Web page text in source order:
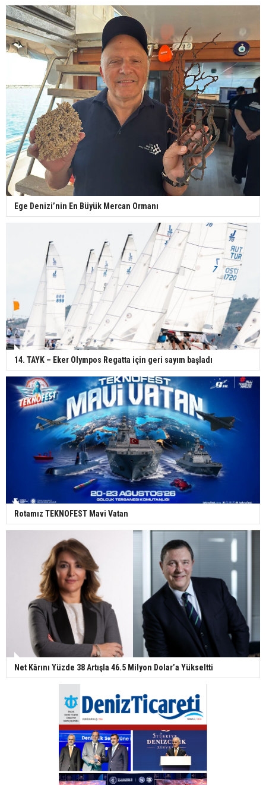
Ege Denizi’nin En Büyük Mercan Ormanı
14. TAYK – Eker Olympos Regatta için geri sayım başladı
Rotamız TEKNOFEST Mavi Vatan
Net Kârını Yüzde 38 Artışla 46.5 Milyon Dolar’a Yükseltti